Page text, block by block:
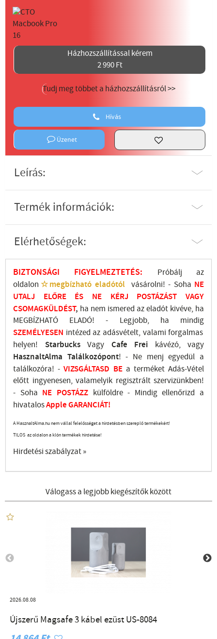
Házhozszállítással kérem
2 990 Ft
Tudj meg többet a házhozszállításról >>
Hívás
Üzenet
Leírás:
Termék információk:
Elérhetőségek:
BIZTONSÁGI FIGYELMEZTETÉS:
Próbálj az
oldalon ☆megbízható eladótól vásárolni! - Soha NE
UTALJ ELŐRE ÉS NE KÉRJ POSTÁZÁST VAGY
CSOMAGKÜLDÉST, ha nem ismered az eladót kivéve, ha
MEGBÍZHATÓ ELADÓ! - Legjobb, ha mindig
SZEMÉLYESEN intézed az adásvételt, valami forgalmas
helyen! StarbucksVagy Cafe Frei kávézó, vagy
HasznaltAlma Találkozópont! - Ne menj egyedül a
találkozóra! - VIZSGÁLTASD BEa terméket Adás-Vétel
előtt ingyenesen, valamelyik regisztrált szervizünkben!
- Soha NE POSTÁZZ külföldre- Mindig ellenőrizd a
hivatalosApple GARANCIÁT!
A HasznaltAlma.hu nem vállal felelősséget a hirdetésben szereplő termékekért!
TILOS az oldalon a klón termékek hirdetése!
Hirdetési szabályzat »
Válogass a legjobb kiegészítők között
2026.08.08
Újszerű Magsafe 3 kábel ezüst US-8084